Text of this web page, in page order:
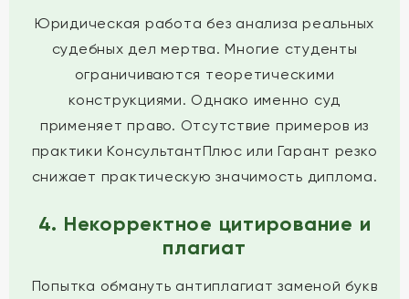
Юридическая работа без анализа реальных
судебных дел мертва. Многие студенты
ограничиваются теоретическими
конструкциями. Однако именно суд
применяет право. Отсутствие примеров из
практики КонсультантПлюс или Гарант резко
снижает практическую значимость диплома.
4. Некорректное цитирование и
плагиат
Попытка обмануть антиплагиат заменой букв